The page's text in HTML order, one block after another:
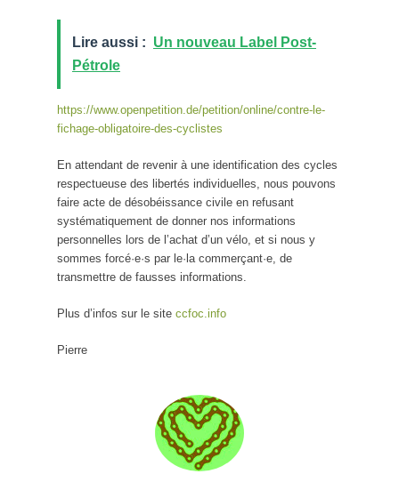
Lire aussi : Un nouveau Label Post-
Pétrole
https://www.openpetition.de/petition/online/contre-le-
fichage-obligatoire-des-cyclistes
En attendant de revenir à une identification des cycles
respectueuse des libertés individuelles, nous pouvons
faire acte de désobéissance civile en refusant
systématiquement de donner nos informations
personnelles lors de l’achat d’un vélo, et si nous y
sommes forcé·e·s par le·la commerçant·e, de
transmettre de fausses informations.
Plus d’infos sur le site ccfoc.info
Pierre